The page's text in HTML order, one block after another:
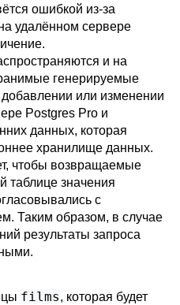
ошибкой из-за
удалённом сервере
и на
генерируемые
или изменении
Postgres Pro и
данных, которая
хранилище данных.
чтобы возвращаемые
таблице значения
с
Таким образом, в случае
результаты запроса
films, которая будет